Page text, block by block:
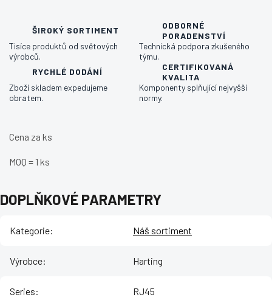
ŠIROKÝ SORTIMENT
Tisíce produktů od světových
výrobců.
ODBORNÉ
PORADENSTVÍ
Technická podpora zkušeného
týmu.
RYCHLÉ DODÁNÍ
Zboží skladem expedujeme
obratem.
CERTIFIKOVANÁ
KVALITA
Komponenty splňující nejvyšší
normy.
Cena za ks
MOQ = 1 ks
DOPLŇKOVÉ PARAMETRY
Kategorie: Náš sortiment
Výrobce: Harting
Series: RJ45